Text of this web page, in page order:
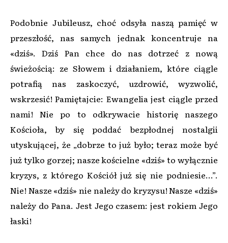
Podobnie Jubileusz, choć odsyła naszą pamięć w
przeszłość, nas samych jednak koncentruje na
«dziś». Dziś Pan chce do nas dotrzeć z nową
świeżością: ze Słowem i działaniem, które ciągle
potrafią nas zaskoczyć, uzdrowić, wyzwolić,
wskrzesić! Pamiętajcie: Ewangelia jest ciągle przed
nami! Nie po to odkrywacie historię naszego
Kościoła, by się poddać bezpłodnej nostalgii
utyskującej, że „dobrze to już było; teraz może być
już tylko gorzej; nasze kościelne «dziś» to wyłącznie
kryzys, z którego Kościół już się nie podniesie...”.
Nie! Nasze «dziś» nie należy do kryzysu! Nasze «dziś»
należy do Pana. Jest Jego czasem: jest rokiem Jego
łaski!